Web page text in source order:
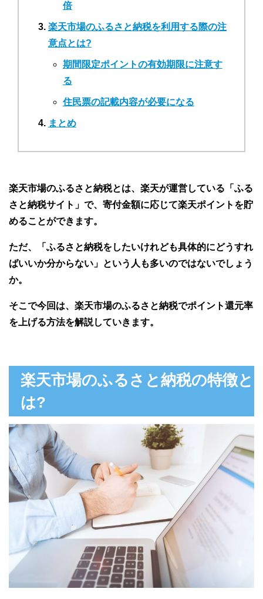
倍
楽天市場のふるさと納税を利用する際の注
意点とは?
期間限定ポイントの有効期限に注意す
る
住民票の記載内容が必要になる
まとめ
楽天市場のふるさと納税とは、楽天が運営している「ふる
さと納税サイト」で、寄付金額に応じて楽天ポイントを貯
めることができます。
ただ、「ふるさと納税をしたいけれども具体的にどうすれ
ばいいか分からない」という人も多いのではないでしょう
か。
そこで今回は、楽天市場のふるさと納税でポイント還元率
を上げる方法を解説していきます。
楽天市場のふるさと納税の特徴と
は?